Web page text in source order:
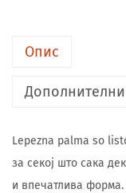
Опис
Lepezna palma so
за секој што сака
и впечатлива